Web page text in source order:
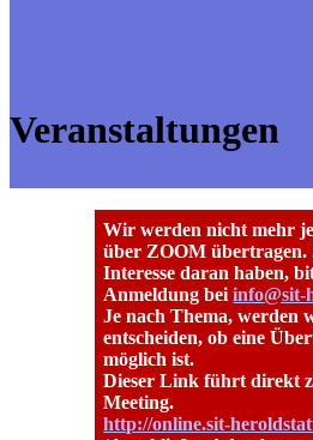
Veranstaltungen
Wir werden nicht mehr
über ZOOM übertragen.
Interesse daran haben,
Anmeldung beiinfo@sit-
Je nach Thema, werden
entscheiden, ob eine
möglich ist.
Dieser Link führt direkt
Meeting.
http://online.sit-